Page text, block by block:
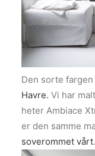
Den sorte
Havre. Vi har
heter Ambiace
er den samme
soverommet vårt.